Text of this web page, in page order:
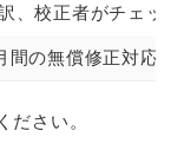
、校正者がチェッ
間の無償修正対応
さい。